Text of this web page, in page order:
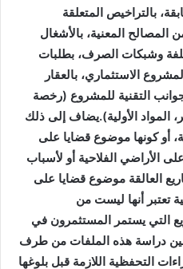
بالتراخيص المتعلقة
المصالح المعنية، بالأشغال
وشبكات الصرف، بطلبات
الاستثماري، بالعقار
التقنية للمشروع (رخصة
المواد الأولية).يضاف إلى ذلك
أو كونها موضوع قضايا على
الأراضي الفلاحية أو لأسباب
العالقة موضوع قضايا على
تعتبر أنها ليست من
التي يستمر المستثمرون في
دراسة هذه الملفات من طرف
التحفظية اللازمة قبل بلوغها